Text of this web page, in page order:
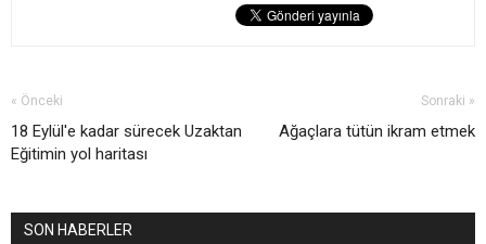
« Önceki
18 Eylül'e kadar sürecek Uzaktan
Eğitimin yol haritası
Sonraki »
Ağaçlara tütün ikram etmek
SON HABERLER